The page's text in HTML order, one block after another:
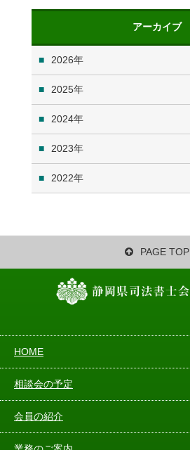
アーカイブ
2026
2025
2024
2023
2022
PAGE TOP
HOME
相談会の予定
会員の紹介